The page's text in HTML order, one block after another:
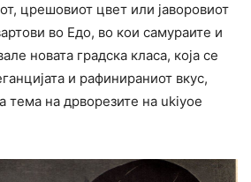
црешовиот цвет или јаворовиот
во Едо, во кои самураите и
новата градска класа, која се
и рафинираниот вкус,
тема на дрворезите на ukiyoe